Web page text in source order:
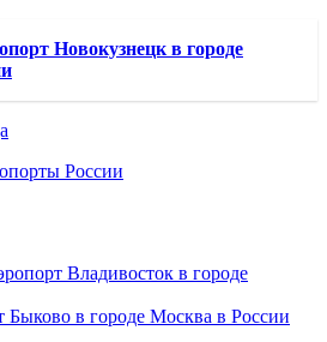
Новокузнецк в городе
России
Владивосток в городе
Быково в городе Москва в России